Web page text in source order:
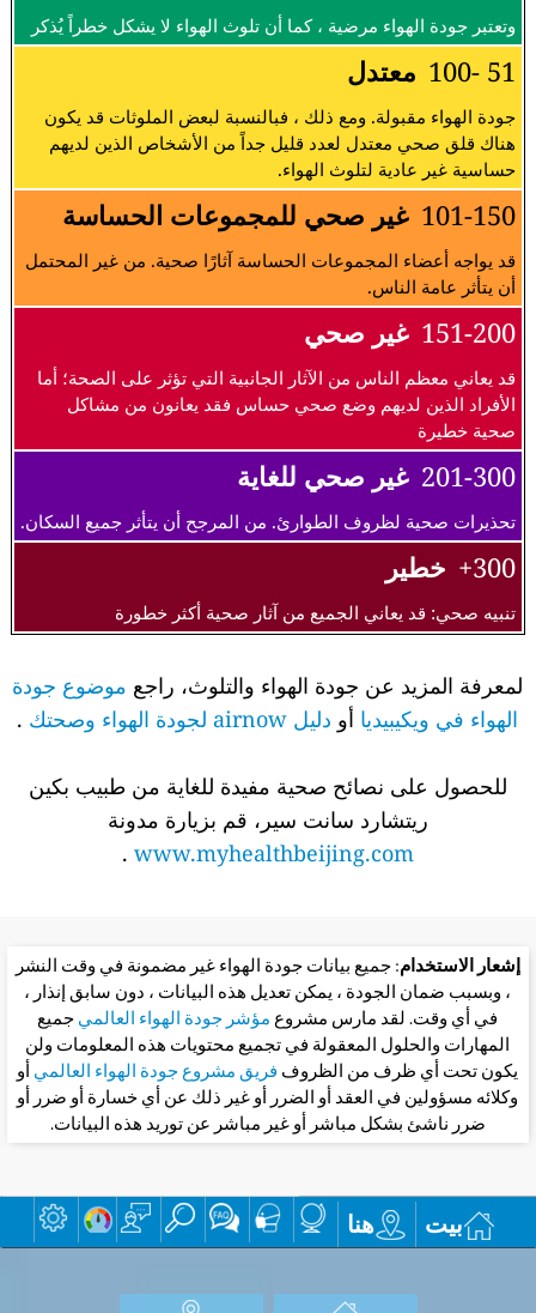
وتعتبر جودة الهواء مرضية ، كما أن تلوث الهواء لا يشكل خطراً يُذكر
51 -100 معتدل
جودة الهواء مقبولة. ومع ذلك ، فبالنسبة لبعض الملوثات قد يكون
هناك قلق صحي معتدل لعدد قليل جداً من الأشخاص الذين لديهم
حساسية غير عادية لتلوث الهواء.
101-150 غير صحي للمجموعات الحساسة
قد يواجه أعضاء المجموعات الحساسة آثارًا صحية. من غير المحتمل
أن يتأثر عامة الناس.
151-200 غير صحي
قد يعاني معظم الناس من الآثار الجانبية التي تؤثر على الصحة؛ أما
الأفراد الذين لديهم وضع صحي حساس فقد يعانون من مشاكل
صحية خطيرة
201-300 غير صحي للغاية
تحذيرات صحية لظروف الطوارئ. من المرجح أن يتأثر جميع السكان.
300+ خطير
تنبيه صحي: قد يعاني الجميع من آثار صحية أكثر خطورة
لمعرفة المزيد عن جودة الهواء والتلوث، راجع موضوع جودة
الهواء في ويكيبيدياأو دليل airnow لجودة الهواء وصحتك .
للحصول على نصائح صحية مفيدة للغاية من طبيب بكين
ريتشارد سانت سير، قم بزيارة مدونة
www.myhealthbeijing.com
.
إشعار الاستخدام: جميع بيانات جودة الهواء غير مضمونة في وقت النشر
، وبسبب ضمان الجودة ، يمكن تعديل هذه البيانات ، دون سابق إنذار ،
في أي وقت. لقد مارس مشروعمؤشر جودة الهواء العالميجميع
المهارات والحلول المعقولة في تجميع محتويات هذه المعلومات ولن
يكون تحت أي ظرف من الظروففريق مشروع جودة الهواء العالميأو
وكلائه مسؤولين في العقد أو الضرر أو غير ذلك عن أي خسارة أو ضرر أو
ضرر ناشئ بشكل مباشر أو غير مباشر عن توريد هذه البيانات.
بيت هنا